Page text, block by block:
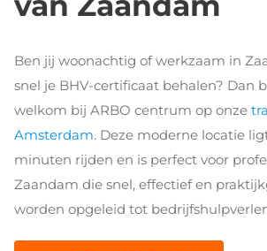
Ben jij woonachtig of werkzaam in
snel je BHV-certificaat behalen? Dan
welkom bij ARBO centrum op onze
Amsterdam. Deze moderne locatie
minuten rijden en is perfect voor
Zaandam die snel, effectief en
worden opgeleid tot